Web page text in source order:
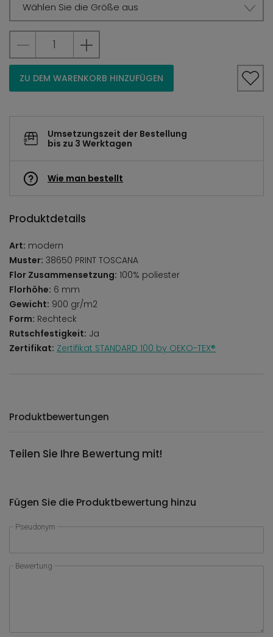
Wählen Sie die Größe aus
ZU DEM WARENKORB HINZUFÜGEN
Umsetzungszeit der Bestellung
bis zu 3 Werktagen
Wie man bestellt
Produktdetails
Art: modern
Muster: 38650 PRINT TOSCANA
Flor Zusammensetzung: 100% poliester
Florhöhe: 6 mm
Gewicht: 900 gr/m2
Form: Rechteck
Rutschfestigkeit: Ja
Zertifikat: Zertifikat STANDARD 100 by OEKO-TEX®
Produktbewertungen
Teilen Sie Ihre Bewertung mit!
Fügen Sie die Produktbewertung hinzu
Pseudonym
Bewertung